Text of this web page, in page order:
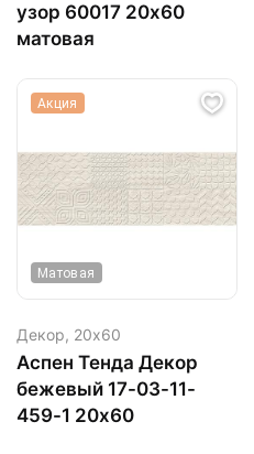
узор 60017 20х60
матовая
Акция
Матовая
Декор, 20х60
Аспен Тенда Декор
бежевый 17-03-11-
459-1 20х60